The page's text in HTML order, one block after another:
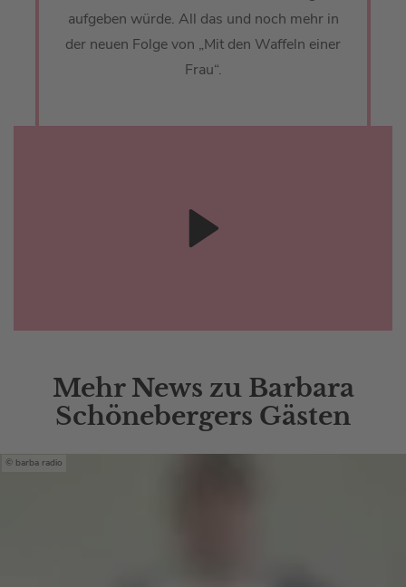
aufgeben würde. All das und noch mehr in
der neuen Folge von „Mit den Waffeln einer
Frau“.
Mehr News zu Barbara
Schönebergers Gästen
barba radio